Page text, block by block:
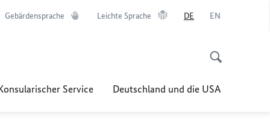
Gebärdensprache Leichte Sprache DE EN
Service Deutschland und die USA